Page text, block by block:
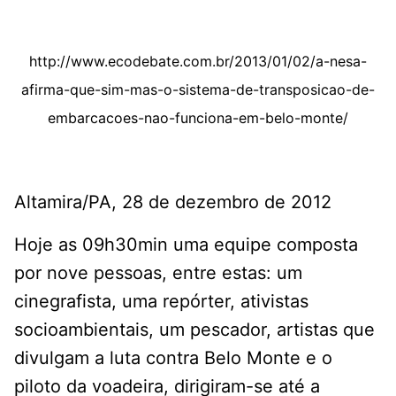
http://www.ecodebate.com.br/2013/01/02/a-nesa-
afirma-que-sim-mas-o-sistema-de-transposicao-de-
embarcacoes-nao-funciona-em-belo-monte/
Altamira/PA, 28 de dezembro de 2012
Hoje as 09h30min uma equipe composta
por nove pessoas, entre estas: um
cinegrafista, uma repórter, ativistas
socioambientais, um pescador, artistas que
divulgam a luta contra Belo Monte e o
piloto da voadeira, dirigiram-se até a